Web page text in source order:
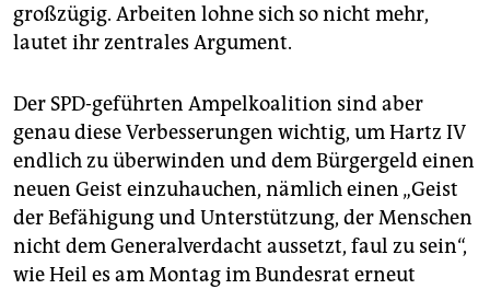
großzügig. Arbeiten lohne sich so nicht mehr,
lautet ihr zentrales Argument.
Der SPD-geführten Ampelkoalition sind aber
genau diese Verbesserungen wichtig, um Hartz IV
endlich zu überwinden und dem Bürgergeld einen
neuen Geist einzuhauchen, nämlich einen „Geist
der Befähigung und Unterstützung, der Menschen
nicht dem Generalverdacht aussetzt, faul zu sein“,
wie Heil es am Montag im Bundesrat erneut